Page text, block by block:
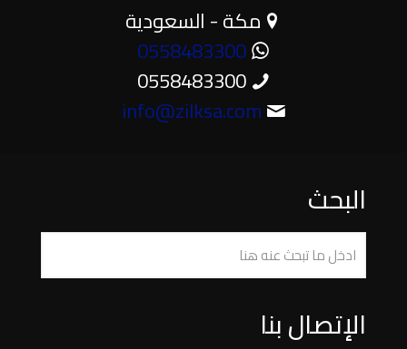
مكة - السعودية
0558483300
0558483300
info@zilksa.com
البحث
الإتصال بنا